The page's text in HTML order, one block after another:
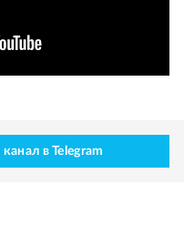
в Telegram